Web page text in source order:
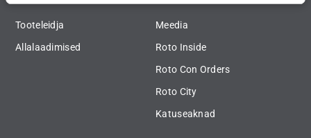
Tooteleidja
Allalaadimised
Meedia
Roto Inside
Roto Con Orders
Roto City
Katuseaknad